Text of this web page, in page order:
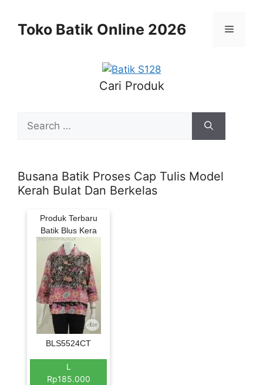
contentToko Batik Online 2026 Menu
Cari Produk
for:
Busana Batik Proses Cap Tulis Model
Kerah Bulat Dan Berkelas
Produk Terbaru
Batik Blus Kera
BLS5524CT
L
Rp185.000